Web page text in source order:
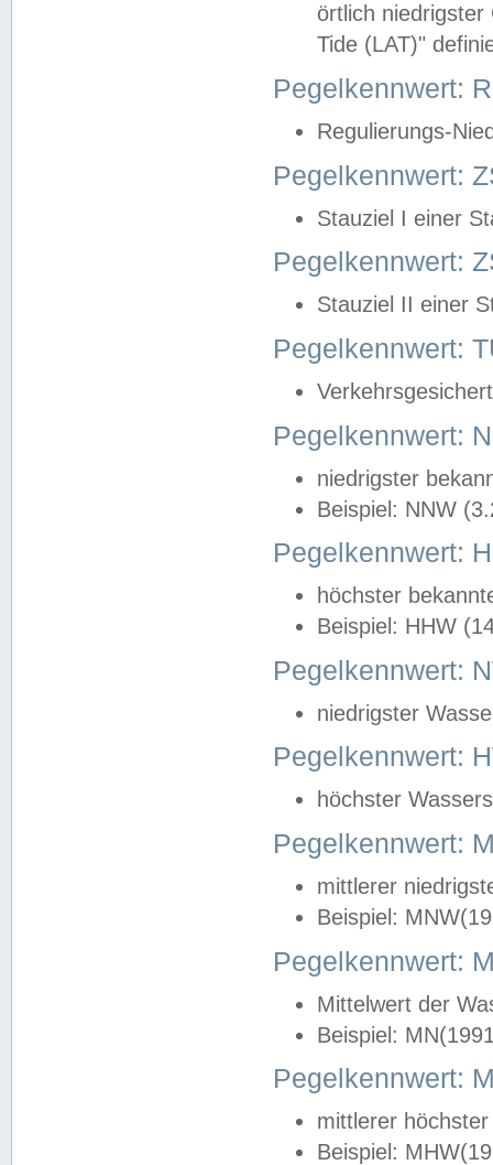
örtlich
Tide (LAT)"
Pegelkennwert:
Regulierungs-
Pegelkennwert:
Stauziel I einer
Pegelkennwert:
Stauziel II einer
Pegelkennwert:
Pegelkennwert:
niedrigster
Beispiel: NNW
Pegelkennwert:
höchster
Beispiel: HHW
Pegelkennwert:
niedrigster
Pegelkennwert:
höchster
Pegelkennwert:
mittlerer
Beispiel:
Pegelkennwert:
Mittelwert der
Beispiel:
Pegelkennwert:
mittlerer
Beispiel: